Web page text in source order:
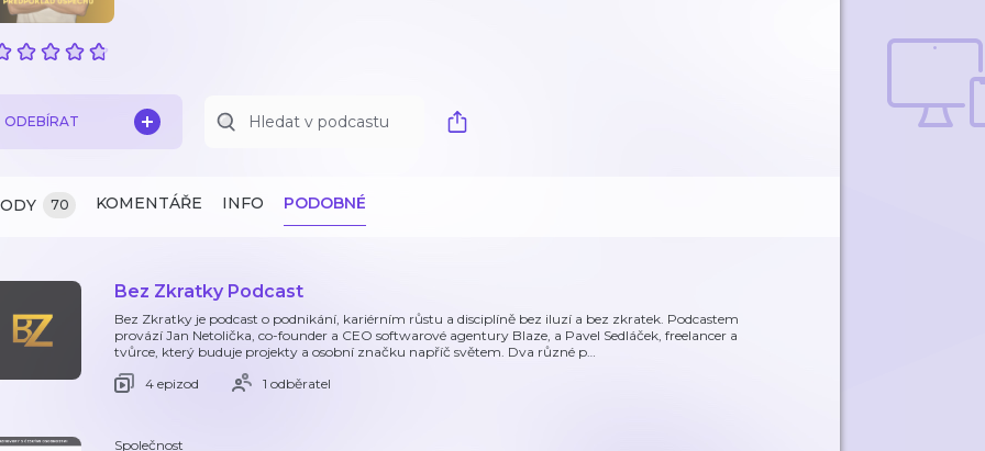
ODEBÍRAT
70 KOMENTÁŘE INFO PODOBNÉ
Bez Zkratky Podcast
Bez Zkratky je podcast o podnikání, kariérním růstu a disciplíně bez iluzí a bez zkratek. Podcastem
provází Jan Netolička, co-founder a CEO softwarové agentury Blaze, a Pavel Sedláček, freelancer a
tvůrce, který buduje projekty a osobní značku napříč světem. Dva různé p…
4 epizod
1 odběratel
Společnost